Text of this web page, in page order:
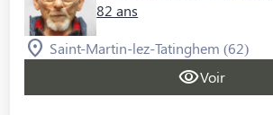
82 ans
Saint-Martin-lez-Tatinghem (62)
Voir